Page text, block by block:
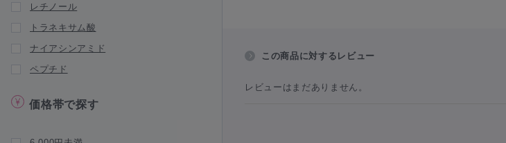
natumedica（ナチュメディカ）
Ogshi（おぐし）
PROTESUN（プロテサン）
QUADAYS（キュアデイズ）
レチノール
トラネキサム酸
ナイアシンアミド
ペプチド
価格帯で探す
この商品に対するレビュー
レビューはまだありません。